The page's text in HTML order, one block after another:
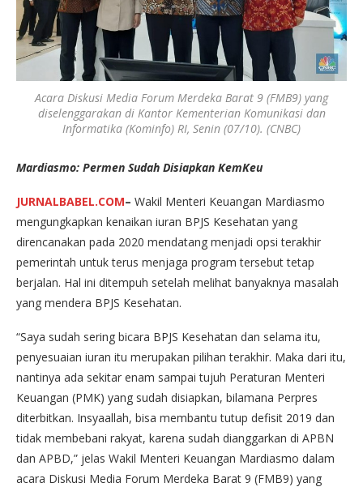
Acara Diskusi Media Forum Merdeka Barat 9 (FMB9) yang
diselenggarakan di Kantor Kementerian Komunikasi dan
Informatika (Kominfo) RI, Senin (07/10). (CNBC)
Mardiasmo: Permen Sudah Disiapkan KemKeu
JURNALBABEL.COM– Wakil Menteri Keuangan Mardiasmo
mengungkapkan kenaikan iuran BPJS Kesehatan yang
direncanakan pada 2020 mendatang menjadi opsi terakhir
pemerintah untuk terus menjaga program tersebut tetap
berjalan. Hal ini ditempuh setelah melihat banyaknya masalah
yang mendera BPJS Kesehatan.
“Saya sudah sering bicara BPJS Kesehatan dan selama itu,
penyesuaian iuran itu merupakan pilihan terakhir. Maka dari itu,
nantinya ada sekitar enam sampai tujuh Peraturan Menteri
Keuangan (PMK) yang sudah disiapkan, bilamana Perpres
diterbitkan. Insyaallah, bisa membantu tutup defisit 2019 dan
tidak membebani rakyat, karena sudah dianggarkan di APBN
dan APBD,” jelas Wakil Menteri Keuangan Mardiasmo dalam
acara Diskusi Media Forum Merdeka Barat 9 (FMB9) yang